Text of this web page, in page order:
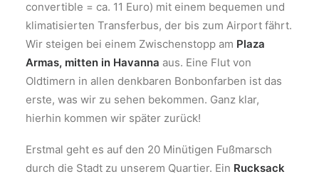
convertible = ca. 11 Euro) mit einem bequemen und
klimatisierten Transferbus, der bis zum Airport fährt.
Wir steigen bei einem Zwischenstopp am Plaza
Armas, mitten in Havanna aus. Eine Flut von
Oldtimern in allen denkbaren Bonbonfarben ist das
erste, was wir zu sehen bekommen. Ganz klar,
hierhin kommen wir später zurück!
Erstmal geht es auf den 20 Minütigen Fußmarsch
durch die Stadt zu unserem Quartier. Ein Rucksack